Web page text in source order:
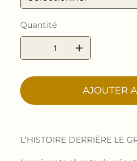
Quantité
AJOUTER
L'HISTOIRE DERRIÈRE LE